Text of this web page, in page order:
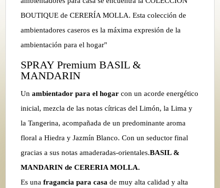
BOUTIQUE de CERERÍA MOLLA. Esta colección de
ambientadores caseros es la máxima expresión de la
ambientación para el hogar"
SPRAY Premium BASIL &
MANDARIN
Unambientador para el hogarcon un acorde energético
inicial, mezcla de las notas cítricas del Limón, la Lima y
la Tangerina, acompañada de un predominante aroma
floral a Hiedra y Jazmín Blanco. Con un seductor final
gracias a sus notas amaderadas-orientales.BASIL &
MANDARIN de CERERIA MOLLA.
Es unafragancia para casa de muy alta calidad y alta